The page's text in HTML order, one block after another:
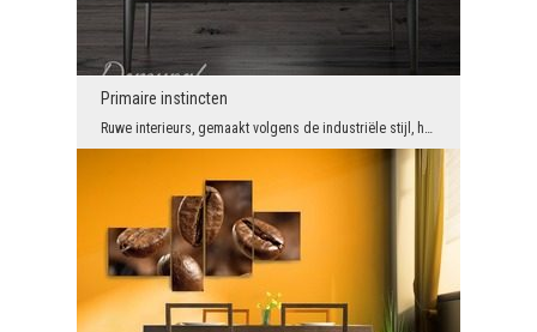
Primaire instincten
Ruwe interieurs, gemaakt volgens de industriële stijl, hebben evenveel aanhangers als tegenstande...